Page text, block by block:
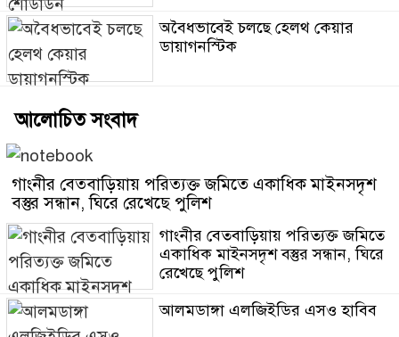
অবৈধভাবেই চলছে হেলথ কেয়ার
ডায়াগনস্টিক
আলোচিত সংবাদ
গাংনীর বেতবাড়িয়ায় পরিত্যক্ত জমিতে একাধিক মাইনসদৃশ
বস্তুর সন্ধান, ঘিরে রেখেছে পুলিশ
গাংনীর বেতবাড়িয়ায় পরিত্যক্ত জমিতে
একাধিক মাইনসদৃশ বস্তুর সন্ধান, ঘিরে
রেখেছে পুলিশ
আলমডাঙ্গা এলজিইডির এসও হাবিব